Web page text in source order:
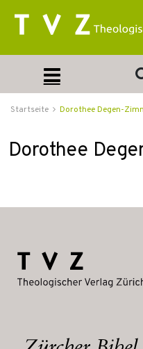
Startseite Dorothee Degen-
Dorothee